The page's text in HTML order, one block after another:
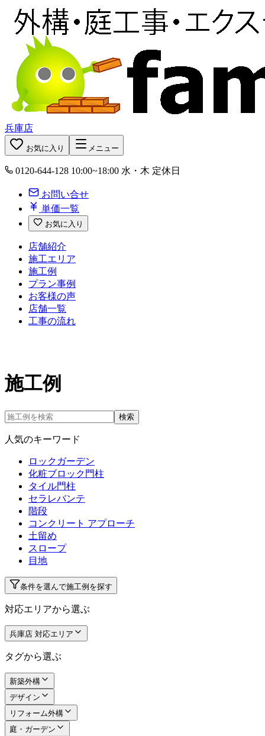
兵庫店
お気に入り メニュー
0120-644-128 10:00~18:00 水・木 定休日
お問い合せ
単価一覧
お気に入り
店舗紹介
施工エリア
施工例
プラン事例
お客様の声
店舗一覧
工事の流れ
施工例
検索
人気のキーワード
ロックガーデン
化粧ブロック門柱
タイル門柱
セラレバンテ
階段
コンクリート アプローチ
土留め
スロープ
目地
条件を選んで施工例を探す
対応エリアから選ぶ
兵庫店 対応エリア
タグから選ぶ
新築外構
デザイン
リフォーム外構
庭・ガーデン